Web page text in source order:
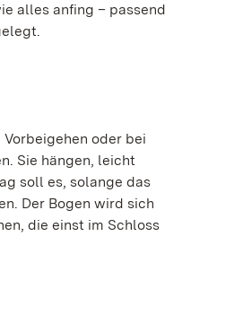
alles anfing – passend
oder bei
Sie hängen, leicht
soll es, solange das
Der Bogen wird sich
die einst im Schloss